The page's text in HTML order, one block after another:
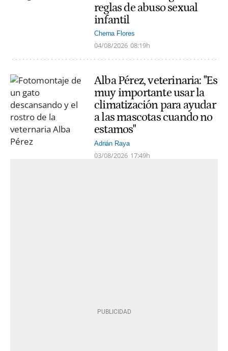
reglas de abuso sexual
infantil
Chema Flores
04/08/2026 08:19h
Alba Pérez, veterinaria: "Es
muy importante usar la
climatización para ayudar
a las mascotas cuando no
estamos"
Adrián Raya
03/08/2026 17:49h